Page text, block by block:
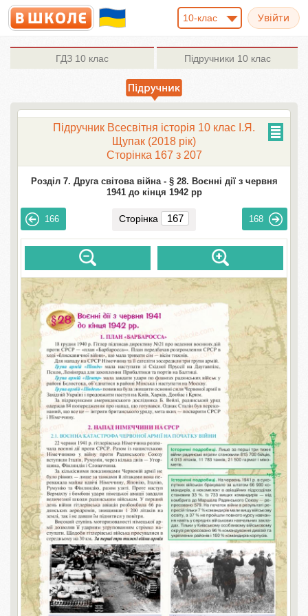
10-клас
ГДЗ 10 клас Підручники 10 клас
Підручник Всесвітня історія 10 клас І.Я.
Щупак (2018 рік)
Сторінка 167 з 207
Розділ 7. Друга світова війна - § 28. Воєнні дії з червня
1941 до кінця 1942 рр
166 Сторінка 168